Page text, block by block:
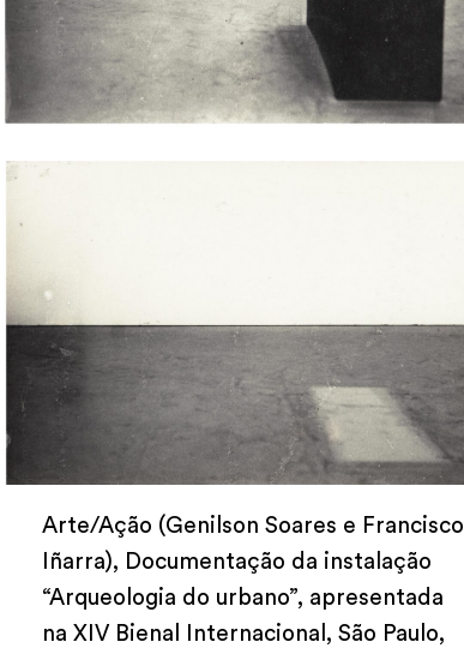
Arte/Ação (Genilson Soares e Francisco
Iñarra), Documentação da instalação
“Arqueologia do urbano”, apresentada
na XIV Bienal Internacional, São Paulo,